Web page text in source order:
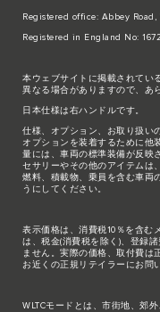
Registered office: Abbey
Registered in England No:
本ウェブサイトに掲載されてい
異なる場合がありますので、あ
日本仕様は右ハンドルです。
仕様、オプション、お取り扱い
オプションを装着するために他
量には、車両の標準装備が反映
セサリーやその他のアイテムは
燃料、積載物、乗員を含む車両
うにしてください。
表示価格は、消費税10％を含む
は、税金(消費税を除く)、登録
ません。実際の価格、取付費は
お近くの正規リテイラーにお問
WLTCモードとは、市街地、郊